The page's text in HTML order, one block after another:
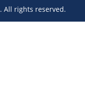
. All rights reserved.